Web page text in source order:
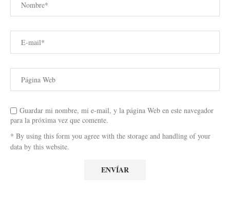
Guardar mi nombre, mi e-mail, y la página Web en este navegador
para la próxima vez que comente.
* By using this form you agree with the storage and handling of your
data by this website.